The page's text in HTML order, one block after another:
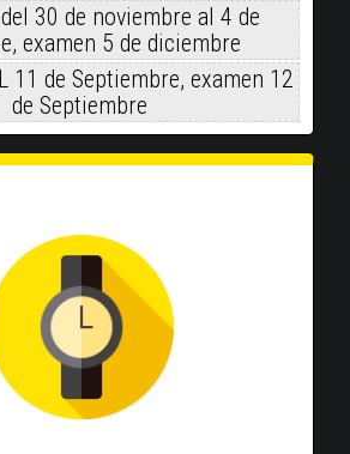
30 de noviembre al 4 de
examen 5 de diciembre
11 de Septiembre, examen 12
de Septiembre